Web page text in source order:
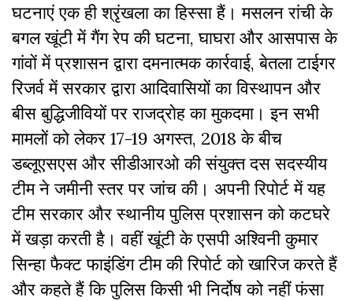
घटनाएं एक ही श्रृंखला का हिस्सा हैं। मसलन रांची के
बगल खूंटी में गैंग रेप की घटना, घाघरा और आसपास के
गांवों में प्रशासन द्वारा दमनात्मक कार्रवाई, बेतला टाईगर
रिजर्व में सरकार द्वारा आदिवासियों का विस्थापन और
बीस बुद्धिजीवियों पर राजद्रोह का मुकदमा। इन सभी
मामलों को लेकर 17-19 अगस्त, 2018 के बीच
डब्लूएसएस और सीडीआरओ की संयुक्त दस सदस्यीय
टीम ने जमीनी स्तर पर जांच की। अपनी रिपोर्ट में यह
टीम सरकार और स्थानीय पुलिस प्रशासन को कटघरे
में खड़ा करती है। वहीं खूंटी के एसपी अश्विनी कुमार
सिन्हा फैक्ट फाइंडिंग टीम की रिपोर्ट को खारिज करते हैं
और कहते हैं कि पुलिस किसी भी निर्दोष को नहीं फंसा